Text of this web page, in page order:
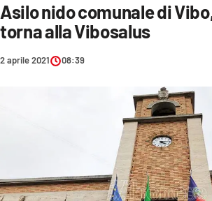
CRONACA
POLITICA
SANITÀ
ECONOMIA E LAVORO
Asilo nido comunale di
torna alla Vibosalus
2 aprile 2021 08:39